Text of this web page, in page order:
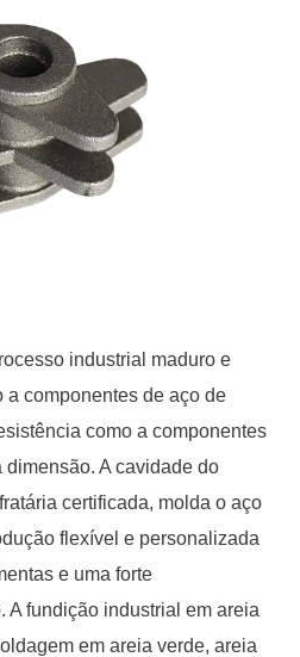
industrial maduro e
componentes de aço de
como a componentes
A cavidade do
certificada, molda o aço
flexível e personalizada
e uma forte
fundição industrial em areia
em areia verde, areia